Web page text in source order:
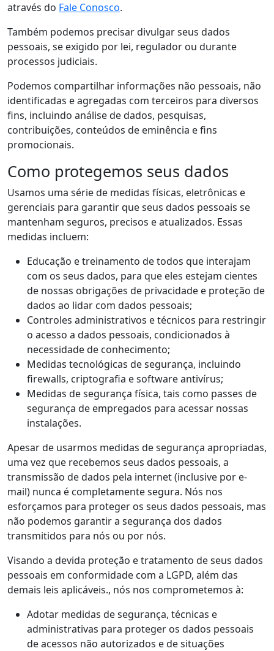
através do Fale Conosco.
Também podemos precisar divulgar seus dados
pessoais, se exigido por lei, regulador ou durante
processos judiciais.
Podemos compartilhar informações não pessoais, não
identificadas e agregadas com terceiros para diversos
fins, incluindo análise de dados, pesquisas,
contribuições, conteúdos de eminência e fins
promocionais.
Como protegemos seus dados
Usamos uma série de medidas físicas, eletrônicas e
gerenciais para garantir que seus dados pessoais se
mantenham seguros, precisos e atualizados. Essas
medidas incluem:
Educação e treinamento de todos que interajam
com os seus dados, para que eles estejam cientes
de nossas obrigações de privacidade e proteção de
dados ao lidar com dados pessoais;
Controles administrativos e técnicos para restringir
o acesso a dados pessoais, condicionados à
necessidade de conhecimento;
Medidas tecnológicas de segurança, incluindo
firewalls, criptografia e software antivírus;
Medidas de segurança física, tais como passes de
segurança de empregados para acessar nossas
instalações.
Apesar de usarmos medidas de segurança apropriadas,
uma vez que recebemos seus dados pessoais, a
transmissão de dados pela internet (inclusive por e-
mail) nunca é completamente segura. Nós nos
esforçamos para proteger os seus dados pessoais, mas
não podemos garantir a segurança dos dados
transmitidos para nós ou por nós.
Visando a devida proteção e tratamento de seus dados
pessoais em conformidade com a LGPD, além das
demais leis aplicáveis., nós nos comprometemos à:
Adotar medidas de segurança, técnicas e
administrativas para proteger os dados pessoais
de acessos não autorizados e de situações